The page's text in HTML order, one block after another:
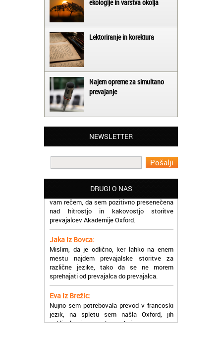
ekologije in varstva okolja
Lektoriranje in korektura
Najem opreme za simultano
prevajanje
NEWSLETTER
DRUGI O NAS
Matjaž iz Ajdovščine:
Lahko pohvalim vse zaposlene v Akademiji
Oxford, ker so resnično profesionalni in
prevajalske storitve opravljajo hitro in
Potrebovala sem prevajanje iz
madžarskega v slovenski jezik in lahko
vam rečem, da sem pozitivno presenečena
nad hitrostjo in kakovostjo storitve
prevajalcev Akademije Oxford.
Jaka iz Bovca:
Mislim, da je odlično, ker lahko na enem
mestu najdem prevajalske storitve za
različne jezike, tako da se ne morem
sprehajati od prevajalca do prevajalca.
Eva iz Brežic:
Nujno sem potrebovala prevod v francoski
jezik, na spletu sem našla Oxford, jih
poklicala in v roku nekaj ur sem po
elektronski pošti prejela prevod. Resnično